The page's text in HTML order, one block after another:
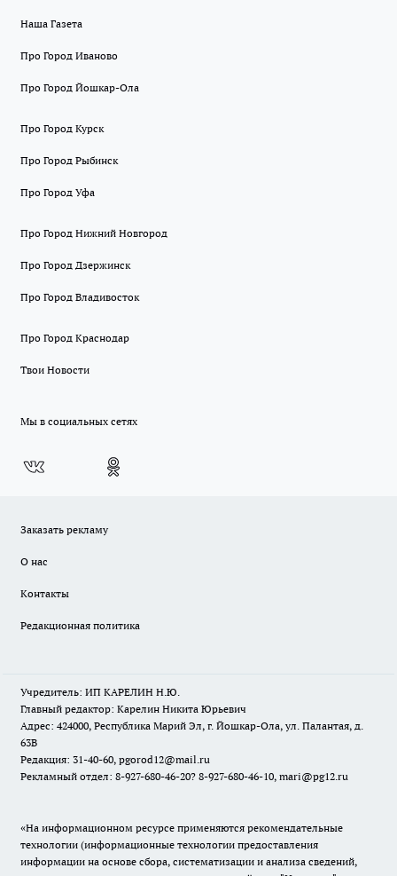
Наша Газета
Про Город Иваново
Про Город Йошкар-Ола
Про Город Курск
Про Город Рыбинск
Про Город Уфа
Про Город Нижний Новгород
Про Город Дзержинск
Про Город Владивосток
Про Город Краснодар
Твои Новости
Мы в социальных сетях
Заказать рекламу
О нас
Контакты
Редакционная политика
Учредитель: ИП КАРЕЛИН Н.Ю.
Главный редактор: Карелин Никита Юрьевич
Адрес: 424000, Республика Марий Эл, г. Йошкар-Ола, ул. Палантая, д.
63В
Редакция: 31-40-60, pgorod12@mail.ru
Рекламный отдел: 8-927-680-46-20? 8-927-680-46-10, mari@pg12.ru
«На информационном ресурсе применяются рекомендательные
технологии (информационные технологии предоставления
информации на основе сбора, систематизации и анализа сведений,